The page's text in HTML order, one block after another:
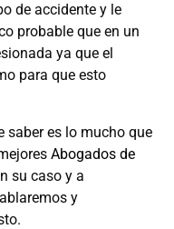
de accidente y le
probable que en un
ya que el
para que esto
saber es lo mucho que
Abogados de
su caso y a
y